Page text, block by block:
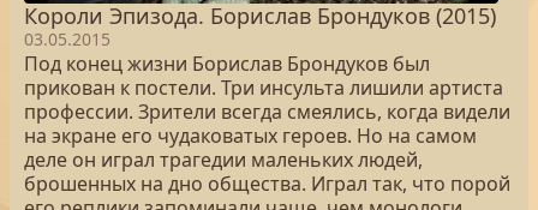
Короли Эпизода. Борислав Брондуков (2015)
03.05.2015
Под конец жизни Борислав Брондуков был
прикован к постели. Три инсульта лишили артиста
профессии. Зрители всегда смеялись, когда видели
на экране его чудаковатых героев. Но на самом
деле он играл трагедии маленьких людей,
брошенных на дно общества. Играл так, что порой